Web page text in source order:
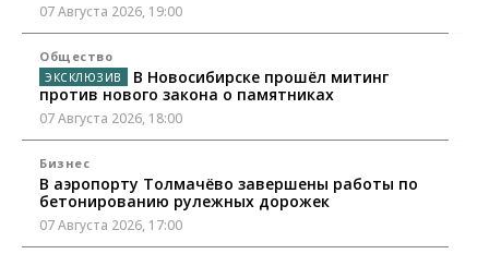
07 Августа 2026, 19:00
Общество
В Новосибирске прошёл митинг
против нового закона о памятниках
07 Августа 2026, 18:00
Бизнес
В аэропорту Толмачёво завершены работы по
бетонированию рулежных дорожек
07 Августа 2026, 17:00